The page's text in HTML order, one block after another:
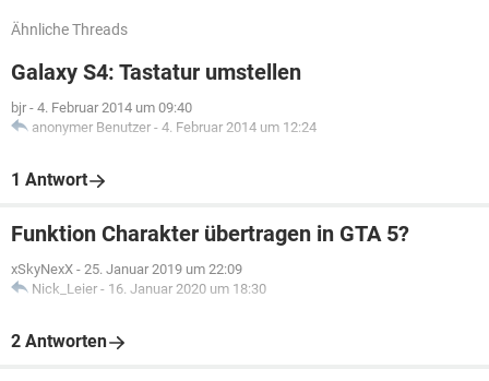
Ähnliche Threads
Galaxy S4: Tastatur umstellen
bjr - 4. Februar 2014 um 09:40
anonymer Benutzer - 4. Februar 2014 um 12:24
1 Antwort
Funktion Charakter übertragen in GTA 5?
xSkyNexX - 25. Januar 2019 um 22:09
Nick_Leier - 16. Januar 2020 um 18:30
2 Antworten